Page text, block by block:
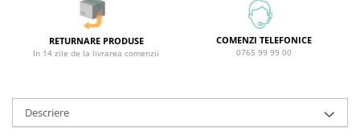
Masca Par
Vopsea Par
Fixativ & Spuma Par
Ingrijire Corp
RETURNARE PRODUSE
In 14 zile de la livrarea comenzii
COMENZI TELEFONICE
0765 99 99 00
Descriere